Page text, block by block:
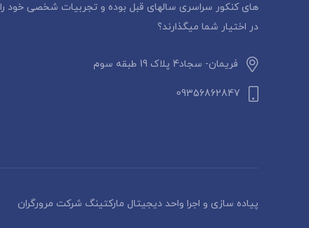
های کنکور سراسری سالهای قبل بوده و تجربیات شخصی خود را
در اختیار شما میگذارند؟
فریمان- سجاد4 پلاک 19 طبقه سوم
09356862847
پیاده سازی و اجرا واحد دیجیتال مارکتینگ شرکت مرورگران